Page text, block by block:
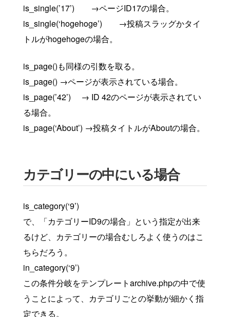
is_single(’17’) →ページID17の場合。
is_single(‘hogehoge’) →投稿スラッグかタイ
トルがhogehogeの場合。
is_page()も同様の引数を取る。
is_page() →ページが表示されている場合。
is_page(’42’) → ID 42のページが表示されてい
る場合。
is_page(‘About’) →投稿タイトルがAboutの場合。
カテゴリーの中にいる場合
is_category(‘9’)
で、「カテゴリーID9の場合」という指定が出来
るけど、カテゴリーの場合むしろよく使うのはこ
ちらだろう。
in_category(‘9’)
この条件分岐をテンプレートarchive.phpの中で使
うことによって、カテゴリごとの挙動が細かく指
定できる。